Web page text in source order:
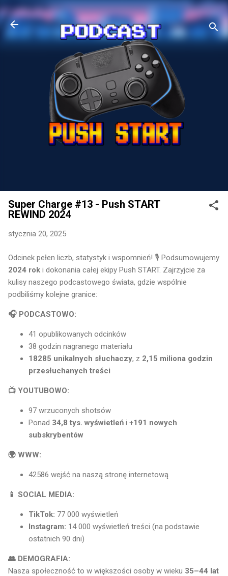
Przejdź do głównej zawartości
Super Charge #13 - Push START
REWIND 2024
stycznia 20, 2025
Odcinek pełen liczb, statystyk i wspomnień! 🎙️ Podsumowujemy
2024 rok i dokonania całej ekipy Push START. Zajrzyjcie za
kulisy naszego podcastowego świata, gdzie wspólnie
podbiliśmy kolejne granice:
🎧 PODCASTOWO:
41 opublikowanych odcinków
38 godzin nagranego materiału
18285 unikalnych słuchaczy, z 2,15 miliona godzin
przesłuchanych treści
📺 YOUTUBOWO:
97 wrzuconych shotsów
Ponad 34,8 tys. wyświetleń i +191 nowych
subskrybentów
🌍 WWW:
42586 wejść na naszą stronę internetową
📱 SOCIAL MEDIA:
TikTok: 77 000 wyświetleń
Instagram: 14 000 wyświetleń treści (na podstawie
ostatnich 90 dni)
👥 DEMOGRAFIA:
Nasza społeczność to w większości osoby w wieku 35–44 lat